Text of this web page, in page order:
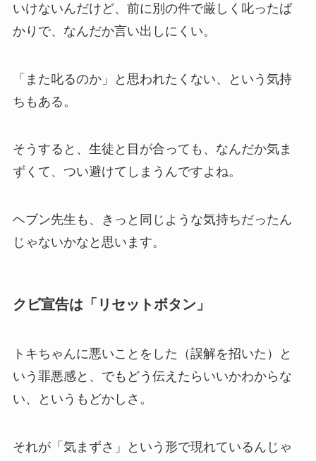
いけないんだけど、前に別の件で厳しく叱ったば
かりで、なんだか言い出しにくい。
「また叱るのか」と思われたくない、という気持
ちもある。
そうすると、生徒と目が合っても、なんだか気ま
ずくて、つい避けてしまうんですよね。
ヘブン先生も、きっと同じような気持ちだったん
じゃないかなと思います。
クビ宣告は「リセットボタン」
トキちゃんに悪いことをした（誤解を招いた）と
いう罪悪感と、でもどう伝えたらいいかわからな
い、というもどかしさ。
それが「気まずさ」という形で現れているんじゃ